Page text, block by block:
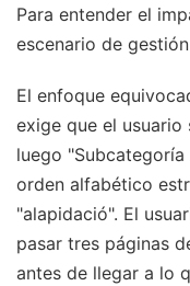
Para entender el
escenario de
El enfoque
exige que el usuario
luego
orden alfabético
"alapidació". El
pasar tres páginas
antes de llegar a lo